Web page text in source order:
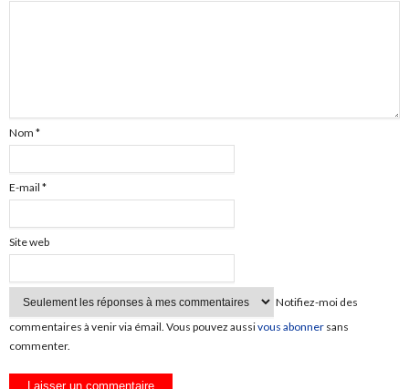
Nom *
E-mail *
Site web
Notifiez-moi des
commentaires à venir via émail. Vous pouvez aussivous abonner sans
commenter.